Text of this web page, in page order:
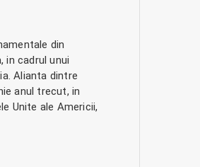
din
in cadrul unui
Alianta dintre
anul trecut, in
Unite ale Americii,